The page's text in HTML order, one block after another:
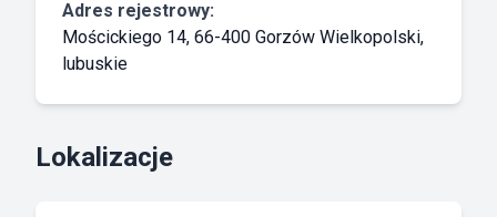
Adres rejestrowy:
Mościckiego 14, 66-400 Gorzów Wielkopolski,
lubuskie
Lokalizacje